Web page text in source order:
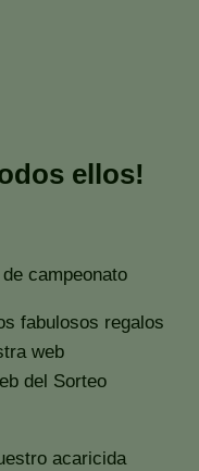
ellos!
campeonato
fabulosos regalos
web
del Sorteo
acaricida